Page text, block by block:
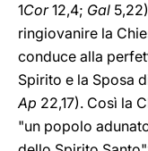
1Cor12,4; Gal
ringiovanire la
conduce alla
Spirito e la Sposa
Ap 22,17). Così la
"un popolo